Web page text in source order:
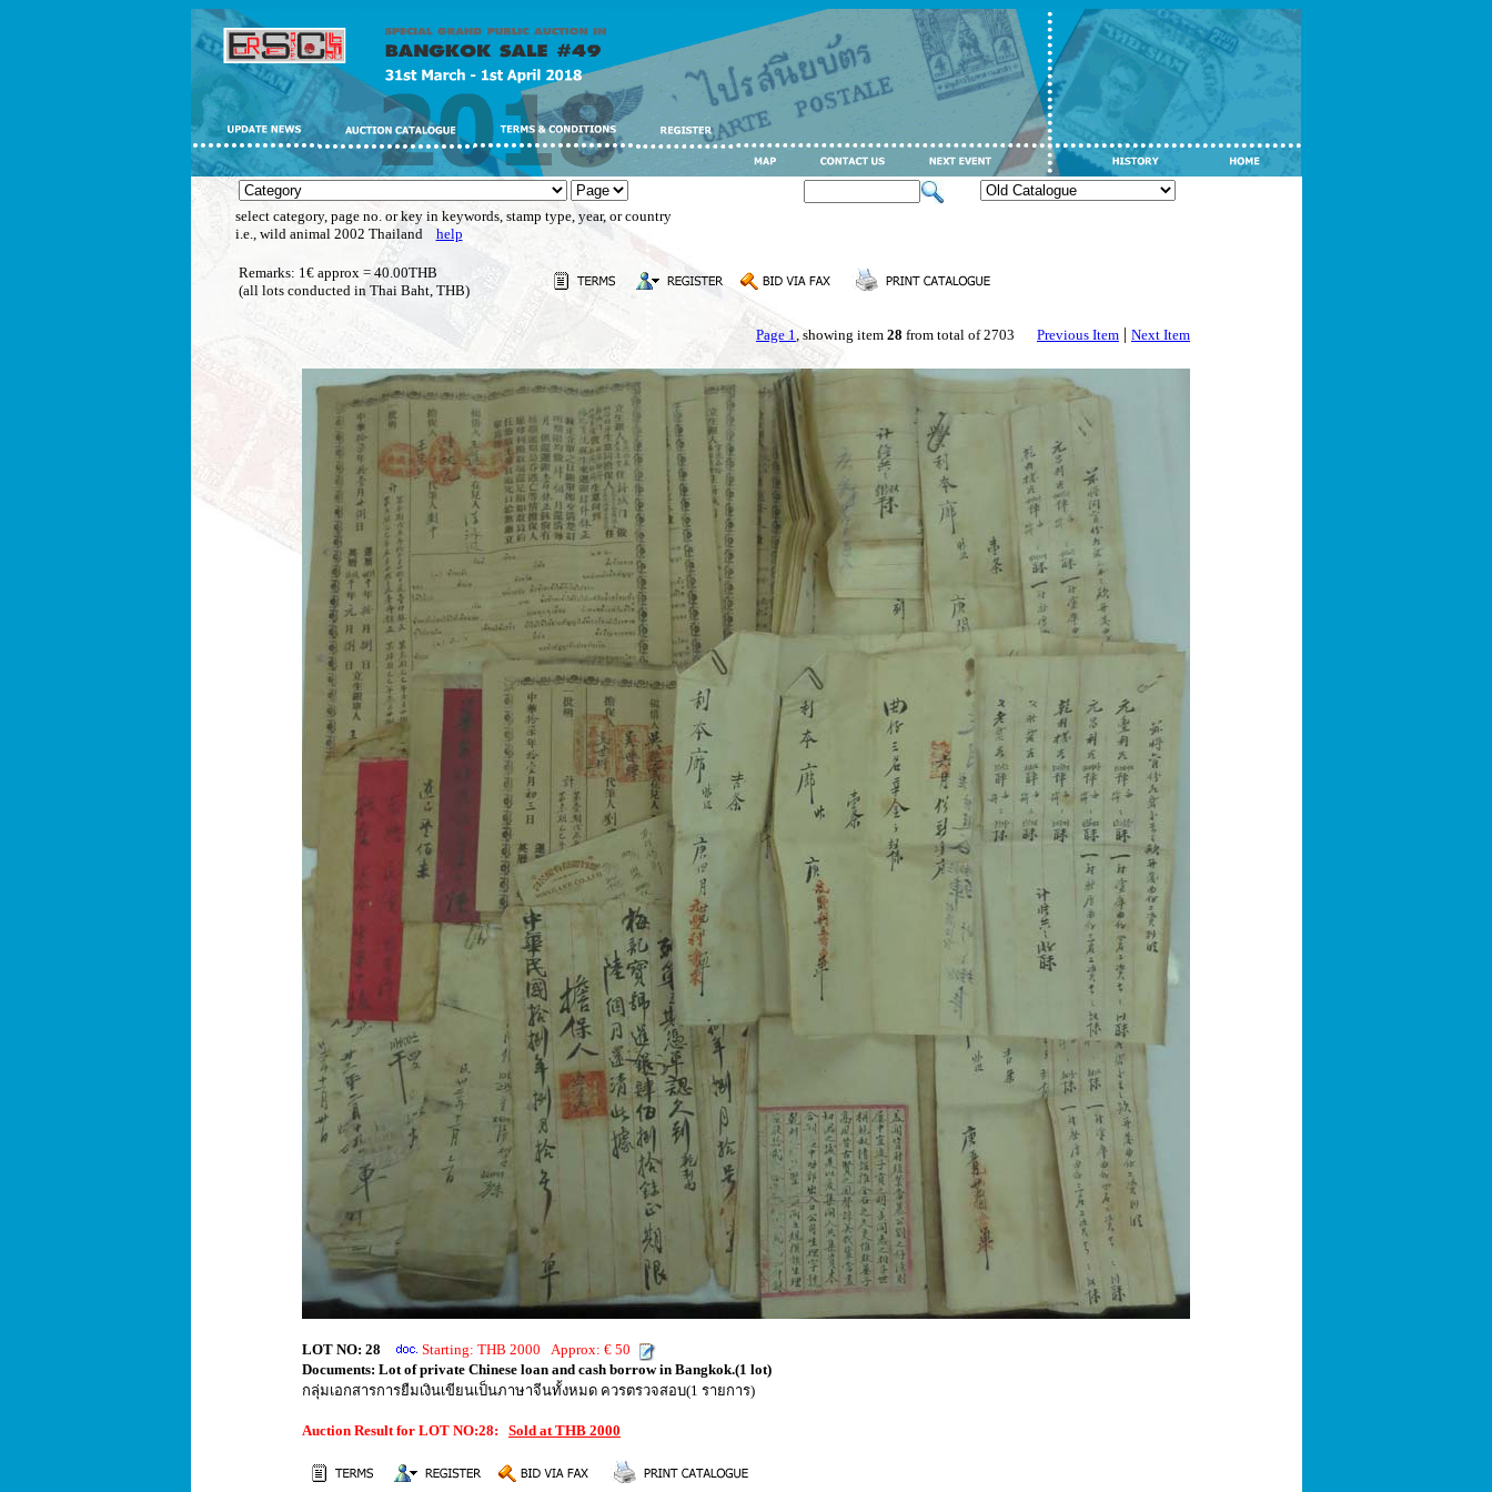
select category, page no. or key in keywords, stamp type, year, or country
i.e., wild animal 2002 Thailand help
Remarks: 1€ approx = 40.00THB
(all lots conducted in Thai Baht, THB)
Page 1, showing item 28 from total of 2703 Previous Item | Next Item
LOT NO: 28
Starting: THB 2000 Approx: € 50
Documents: Lot of private Chinese loan and cash borrow in Bangkok.(1 lot)
กลุ่มเอกสารการยืมเงินเขียนเป็นภาษาจีนทั้งหมด ควรตรวจสอบ(1 รายการ)
Auction Result for LOT NO:28: Sold at THB 2000